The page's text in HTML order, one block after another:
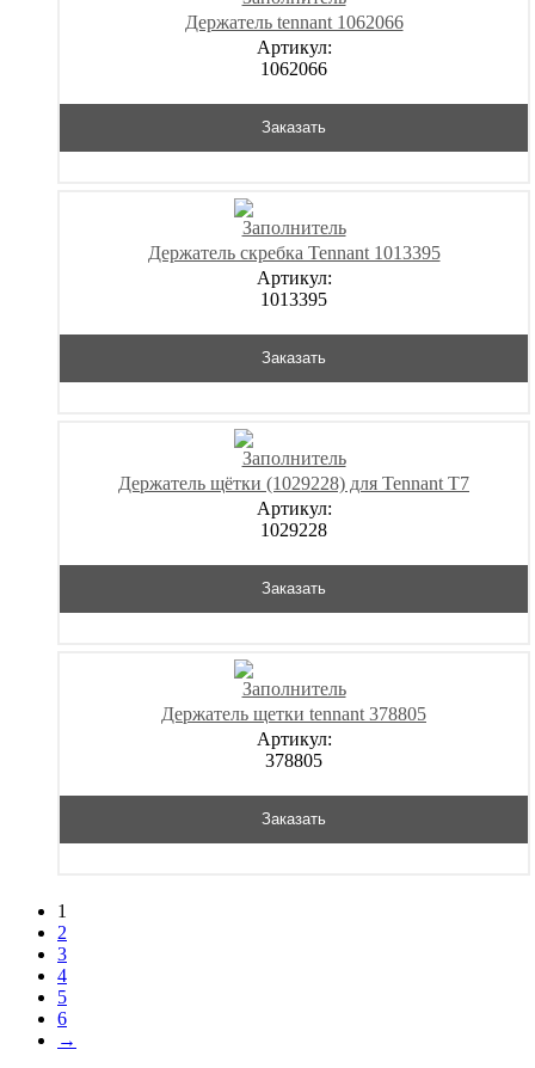
Держатель tennant 1062066
Артикул:
1062066
Заказать
Держатель скребка Tennant 1013395
Артикул:
1013395
Заказать
Держатель щётки (1029228) для Tennant T7
Артикул:
1029228
Заказать
Держатель щетки tennant 378805
Артикул:
378805
Заказать
1
2
3
4
5
6
→